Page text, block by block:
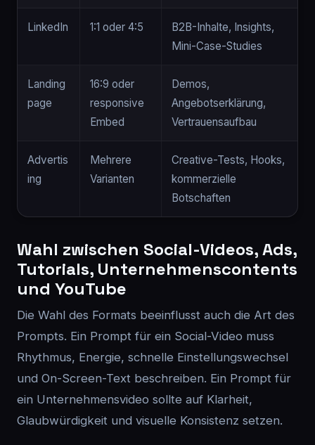
LinkedIn 1:1 oder 4:5
B2B-Inhalte, Insights,
Mini-Case-Studies
Landing
page
16:9 oder
responsive
Embed
Demos,
Angebotserklärung,
Vertrauensaufbau
Advertis
ing
Mehrere
Varianten
Creative-Tests, Hooks,
kommerzielle
Botschaften
Wahl zwischen Social-Videos, Ads,
Tutorials, Unternehmenscontents
und YouTube
Die Wahl des Formats beeinflusst auch die Art des
Prompts. Ein Prompt für ein Social-Video muss
Rhythmus, Energie, schnelle Einstellungswechsel
und On-Screen-Text beschreiben. Ein Prompt für
ein Unternehmensvideo sollte auf Klarheit,
Glaubwürdigkeit und visuelle Konsistenz setzen.